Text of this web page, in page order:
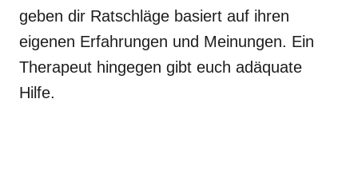
geben dir Ratschläge basiert auf ihren
eigenen Erfahrungen und Meinungen. Ein
Therapeut hingegen gibt euch adäquate
Hilfe.